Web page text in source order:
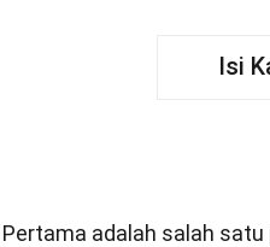
Isi
Pertama adalah salah